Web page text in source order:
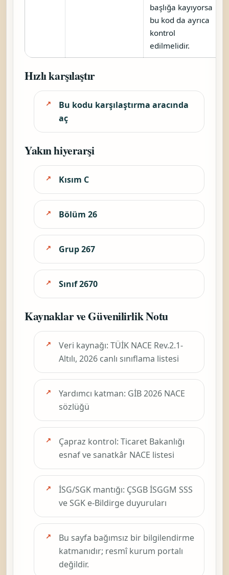
başlığa kayıyorsa
bu kod da ayrıca
kontrol
edilmelidir.
Hızlı karşılaştır
Bu kodu karşılaştırma aracında
aç
Yakın hiyerarşi
Kısım C
Bölüm 26
Grup 267
Sınıf 2670
Kaynaklar ve Güvenilirlik Notu
Veri kaynağı: TÜİK NACE Rev.2.1-
Altılı, 2026 canlı sınıflama listesi
Yardımcı katman: GİB 2026 NACE
sözlüğü
Çapraz kontrol: Ticaret Bakanlığı
esnaf ve sanatkâr NACE listesi
İSG/SGK mantığı: ÇSGB İSGGM SSS
ve SGK e-Bildirge duyuruları
Bu sayfa bağımsız bir bilgilendirme
katmanıdır; resmî kurum portalı
değildir.